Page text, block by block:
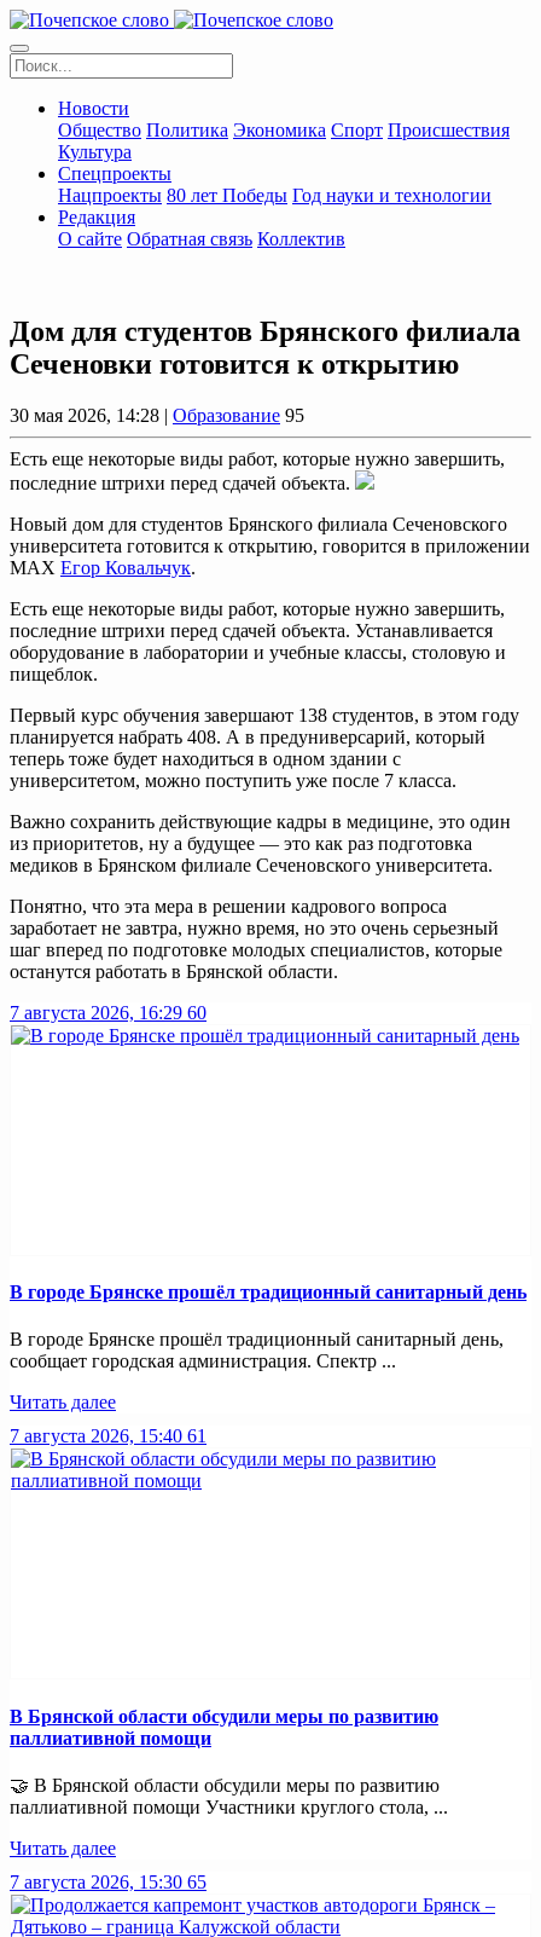
Новости
Общество Политика Экономика Спорт Происшествия
Культура
Спецпроекты
Нацпроекты 80 лет Победы Год науки и технологии
Редакция
О сайте Обратная связь Коллектив
Дом для студентов Брянского филиала
Сеченовки готовится к открытию
30 мая 2026, 14:28 | Образование 95
Есть еще некоторые виды работ, которые нужно завершить,
последние штрихи перед сдачей объекта.
Новый дом для студентов Брянского филиала Сеченовского
университета готовится к открытию, говорится в приложении
MAX Егор Ковальчук.
Есть еще некоторые виды работ, которые нужно завершить,
последние штрихи перед сдачей объекта. Устанавливается
оборудование в лаборатории и учебные классы, столовую и
пищеблок.
Первый курс обучения завершают 138 студентов, в этом году
планируется набрать 408. А в предуниверсарий, который
теперь тоже будет находиться в одном здании с
университетом, можно поступить уже после 7 класса.
Важно сохранить действующие кадры в медицине, это один
из приоритетов, ну а будущее — это как раз подготовка
медиков в Брянском филиале Сеченовского университета.
Понятно, что эта мера в решении кадрового вопроса
заработает не завтра, нужно время, но это очень серьезный
шаг вперед по подготовке молодых специалистов, которые
останутся работать в Брянской области.
7 августа 2026, 16:29 60
В городе Брянске прошёл традиционный санитарный день
В городе Брянске прошёл традиционный санитарный день,
сообщает городская администрация. Спектр ...
Читать далее
7 августа 2026, 15:40 61
В Брянской области обсудили меры по развитию
паллиативной помощи
🤝 В Брянской области обсудили меры по развитию
паллиативной помощи Участники круглого стола, ...
Читать далее
7 августа 2026, 15:30 65